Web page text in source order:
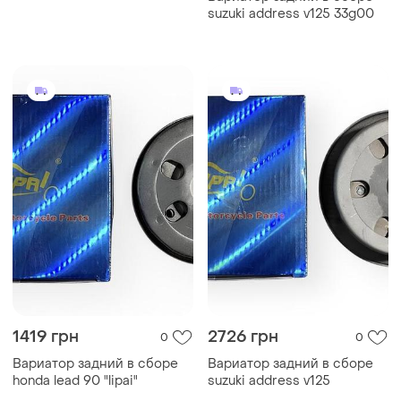
suzuki address v125 33g00
1419 грн 0
Вариатор задний в сборе
honda lead 90 "lipai"
2726 грн 0
Вариатор задний в сборе
suzuki address v125